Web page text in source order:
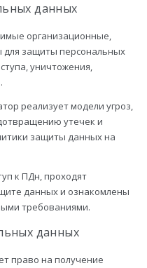
данных
организационные,
защиты персональных
уничтожения,
реализует модели угроз,
утечек и
защиты данных на
к ПДн, проходят
данных и ознакомлены
требованиями.
данных
право на получение